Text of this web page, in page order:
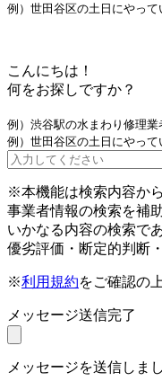
例）世田谷区の土日にやって
こんにちは！
何をお探しですか？
例）渋谷駅の水まわり修理業
例）世田谷区の土日にやって
※本機能は検索内容か
事業者情報の検索を補
いかなる内容の検索で
優劣評価・断定的判断
※利用規約をご確認の
メッセージ送信完了
メッセージを送信しまし